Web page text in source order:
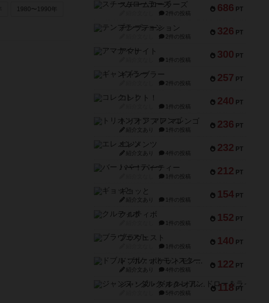
1980〜1990年 686 PT
スチームローラーズ
2件の投稿
326 PT
テンプテーション
2件の投稿
300 PT
アマナイト
1件の投稿
257 PT
ギャンブラー
2件の投稿
240 PT
コレクト！
1件の投稿
236 PT
トリオンフ ア マレンゴ
紹介文あり 1件の投稿
232 PT
エレメンツ
紹介文あり 4件の投稿
212 PT
バー！パーティー
1件の投稿
154 PT
ギョッと
紹介文あり 1件の投稿
152 PT
クルティボ
1件の投稿
140 PT
ブラヴェスト
1件の投稿
122 PT
ドブル：ポケットモンスター
紹介文あり 4件の投稿
118 PT
ジャンヌ・ダルク-オルレアン ドロー＆ライト
5件の投稿